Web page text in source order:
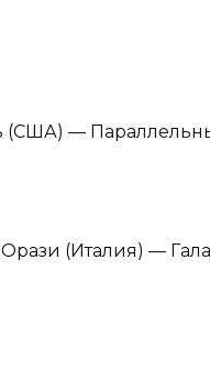
(США) —
(Италия) —